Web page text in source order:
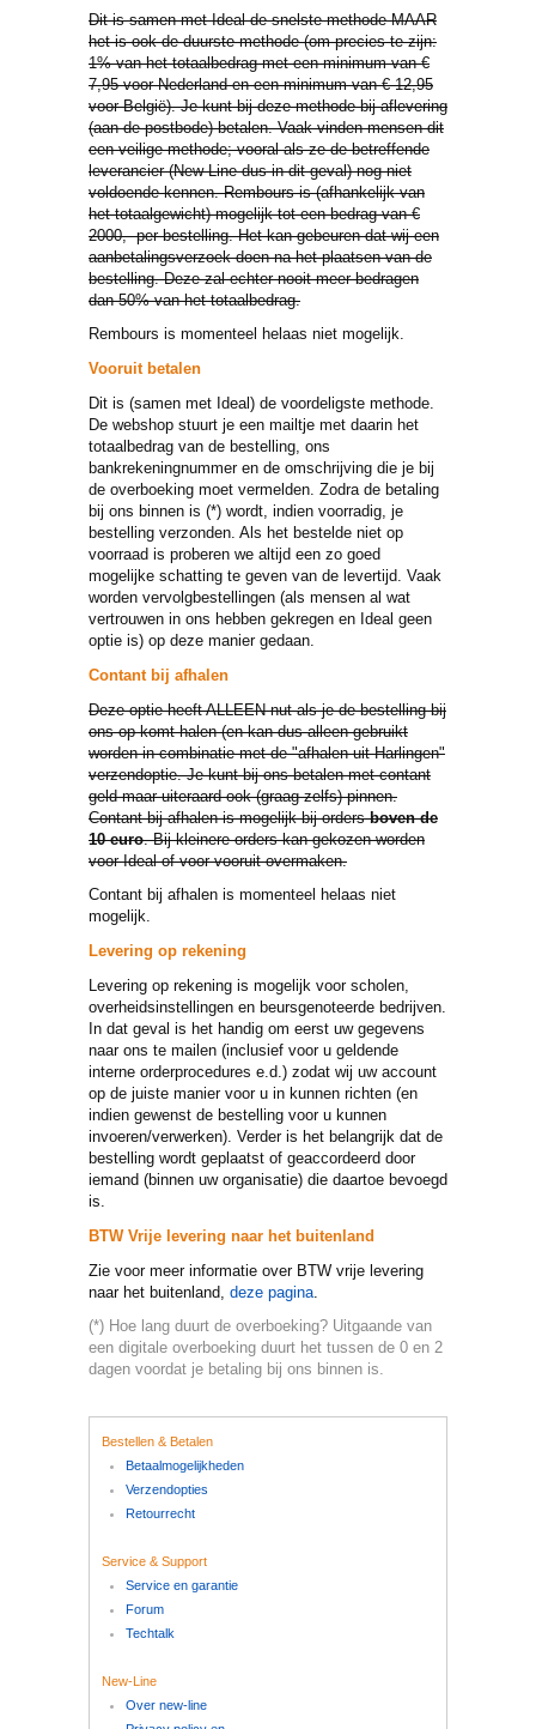
Dit is samen met Ideal de snelste methode MAAR
het is ook de duurste methode (om precies te zijn:
1% van het totaalbedrag met een minimum van €
7,95 voor Nederland en een minimum van € 12,95
voor België). Je kunt bij deze methode bij aflevering
(aan de postbode) betalen. Vaak vinden mensen dit
een veilige methode; vooral als ze de betreffende
leverancier (New-Line dus in dit geval) nog niet
voldoende kennen. Rembours is (afhankelijk van
het totaalgewicht) mogelijk tot een bedrag van €
2000,- per bestelling. Het kan gebeuren dat wij een
aanbetalingsverzoek doen na het plaatsen van de
bestelling. Deze zal echter nooit meer bedragen
dan 50% van het totaalbedrag.
Rembours is momenteel helaas niet mogelijk.
Vooruit betalen
Dit is (samen met Ideal) de voordeligste methode.
De webshop stuurt je een mailtje met daarin het
totaalbedrag van de bestelling, ons
bankrekeningnummer en de omschrijving die je bij
de overboeking moet vermelden. Zodra de betaling
bij ons binnen is (*) wordt, indien voorradig, je
bestelling verzonden. Als het bestelde niet op
voorraad is proberen we altijd een zo goed
mogelijke schatting te geven van de levertijd. Vaak
worden vervolgbestellingen (als mensen al wat
vertrouwen in ons hebben gekregen en Ideal geen
optie is) op deze manier gedaan.
Contant bij afhalen
Deze optie heeft ALLEEN nut als je de bestelling bij
ons op komt halen (en kan dus alleen gebruikt
worden in combinatie met de "afhalen uit Harlingen"
verzendoptie. Je kunt bij ons betalen met contant
geld maar uiteraard ook (graag zelfs) pinnen.
Contant bij afhalen is mogelijk bij ordersboven de
10 euro. Bij kleinere orders kan gekozen worden
voor Ideal of voor vooruit overmaken.
Contant bij afhalen is momenteel helaas niet
mogelijk.
Levering op rekening
Levering op rekening is mogelijk voor scholen,
overheidsinstellingen en beursgenoteerde bedrijven.
In dat geval is het handig om eerst uw gegevens
naar ons te mailen (inclusief voor u geldende
interne orderprocedures e.d.) zodat wij uw account
op de juiste manier voor u in kunnen richten (en
indien gewenst de bestelling voor u kunnen
invoeren/verwerken). Verder is het belangrijk dat de
bestelling wordt geplaatst of geaccordeerd door
iemand (binnen uw organisatie) die daartoe bevoegd
is.
BTW Vrije levering naar het buitenland
Zie voor meer informatie over BTW vrije levering
naar het buitenland, deze pagina.
(*) Hoe lang duurt de overboeking? Uitgaande van
een digitale overboeking duurt het tussen de 0 en 2
dagen voordat je betaling bij ons binnen is.
Bestellen & Betalen
Betaalmogelijkheden
Verzendopties
Retourrecht
Service & Support
Service en garantie
Forum
Techtalk
New-Line
Over new-line